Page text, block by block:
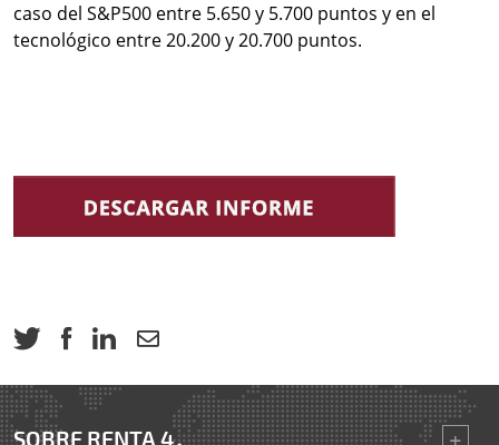
caso del S&P500 entre 5.650 y 5.700 puntos y en el
tecnológico entre 20.200 y 20.700 puntos.
SOBRE RENTA 4